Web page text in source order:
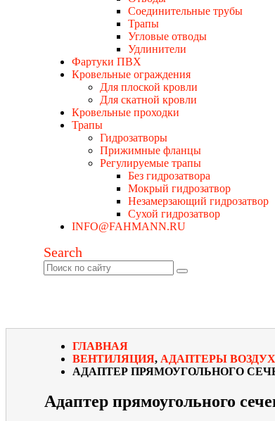
Соединительные трубы
Трапы
Угловые отводы
Удлинители
Фартуки ПВХ
Кровельные ограждения
Для плоской кровли
Для скатной кровли
Кровельные проходки
Трапы
Гидрозатворы
Прижимные фланцы
Регулируемые трапы
Без гидрозатвора
Мокрый гидрозатвор
Незамерзающий гидрозатвор
Сухой гидрозатвор
INFO@FAHMANN.RU
Search
ГЛАВНАЯ
ВЕНТИЛЯЦИЯ, АДАПТЕРЫ
АДАПТЕР ПРЯМОУГОЛЬНОГО
Адаптер прямоугольного